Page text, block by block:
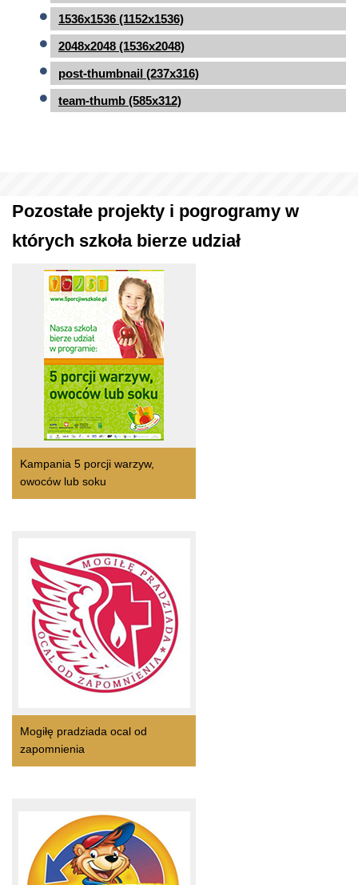
1536x1536 (1152x1536)
2048x2048 (1536x2048)
post-thumbnail (237x316)
team-thumb (585x312)
Pozostałe projekty i pogrogramy w
których szkoła bierze udział
Kampania 5 porcji warzyw,
owoców lub soku
Mogiłę pradziada ocal od
zapomnienia